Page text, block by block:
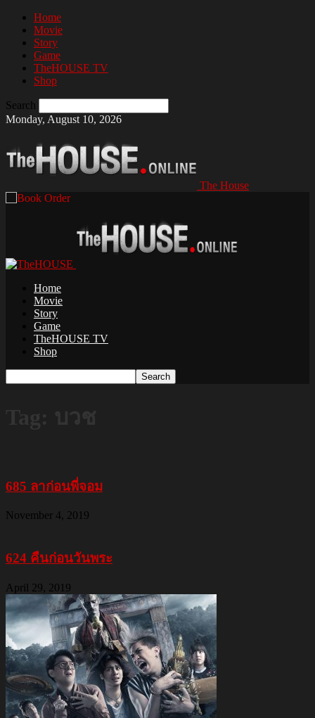
Home
Movie
Story
Game
TheHOUSE TV
Shop
Search
Monday, August 10, 2026
The House
Home
Movie
Story
Game
TheHOUSE TV
Shop
685 ลาก่อนพี่จอม
November 4, 2019
624 คืนก่อนวันพระ
April 29, 2019